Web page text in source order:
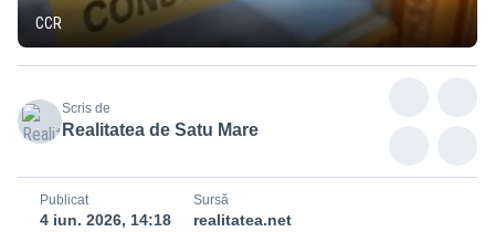
CCR
Scris de
Realitatea de Satu Mare
Publicat
4 iun. 2026, 14:18
Sursă
realitatea.net